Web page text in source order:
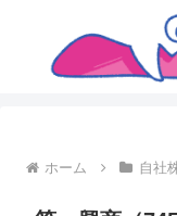
ホーム 自社